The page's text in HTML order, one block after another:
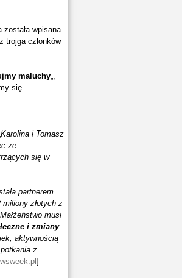
została wpisana
trojga członków
maluchy„,
się
Karolina i Tomasz
ze
się w
partnerem
miliony złotych z
musi
i zmiany
aktywnością
z
]